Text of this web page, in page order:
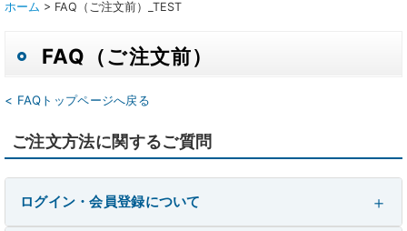
ホーム > FAQ（ご注文前）_TEST
FAQ（ご注文前）
< FAQトップページへ戻る
ご注文方法に関するご質問
ログイン・会員登録について